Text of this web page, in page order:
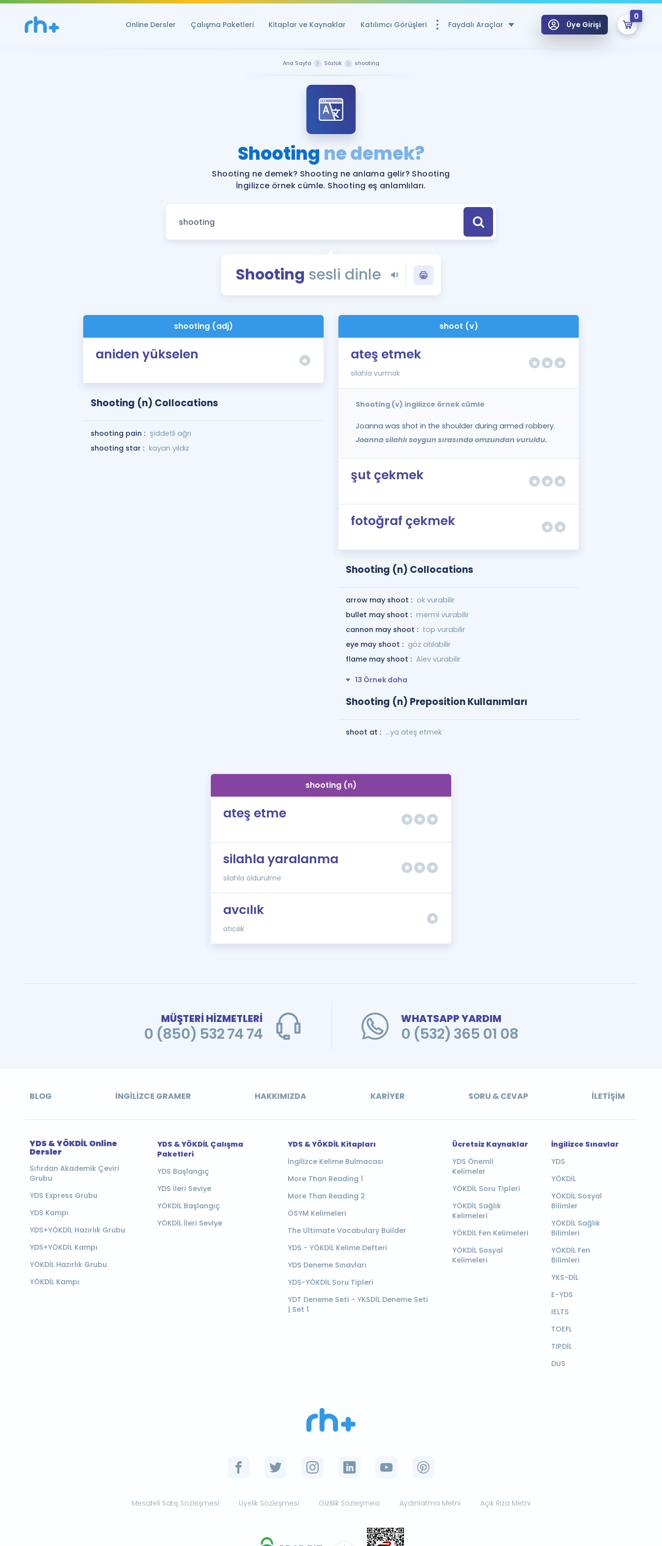
Online Dersler Çalışma Paketleri Kitaplar ve Kaynaklar Katılımcı Görüşleri Faydalı Araçlar
YDS ve YÖKDİL Puan Hesaplama Aracı
YDS ve YÖKDİL'e Hazırlananlar için Öneriler
Tüm ÖSYM Sınavları Tek Takvimde
YDS - YÖKDİL Tüm Sınavlarla İlgili Haberler
İngilizce Gramer
Üye Girişi
0
Ana Sayfa Sözlük shooting
Shooting ne demek?
Shooting ne demek? Shooting ne anlama gelir? Shooting
İngilizce örnek cümle. Shooting eş anlamlıları.
Shooting sesli dinle
shooting (adj)
aniden yükselen
Shooting (n) Collocations
shooting pain : şiddetli ağrı
shooting star : kayan yıldız
shoot (v)
ateş etmek
silahla vurmak
Shooting (v) ingilizce örnek cümle
Joanna was shot in the shoulder during armed robbery.
Joanna silahlı soygun sırasında omzundan vuruldu.
şut çekmek
fotoğraf çekmek
Shooting (n) Collocations
arrow may shoot : ok vurabilir
bullet may shoot : mermi vurabilir
cannon may shoot : top vurabilir
eye may shoot : göz atılabilir
flame may shoot : Alev vurabilir
13 Örnek daha
Shooting (n) Preposition Kullanımları
shoot at : ...ya ateş etmek
shooting (n)
ateş etme
silahla yaralanma
silahla öldürülme
avcılık
atıcılık
MÜŞTERİ HİZMETLERİ
0 (850) 532 74 74
WHATSAPP YARDIM
0 (532) 365 01 08
BLOG İNGILIZCE GRAMER HAKKIMIZDA KARIYER SORU & CEVAP İLETIŞIM
YDS & YÖKDİL Online
Dersler
Sıfırdan Akademik Çeviri
Grubu
YDS Express Grubu
YDS Kampı
YDS+YÖKDİL Hazırlık Grubu
YDS+YÖKDİL Kampı
YÖKDİL Hazırlık Grubu
YÖKDİL Kampı
YDS & YÖKDİL Çalışma
Paketleri
YDS Başlangıç
YDS İleri Seviye
YÖKDİL Başlangıç
YÖKDİL İleri Seviye
YDS & YÖKDİL Kitapları
İngilizce Kelime Bulmacası
More Than Reading 1
More Than Reading 2
ÖSYM Kelimeleri
The Ultimate Vocabulary Builder
YDS - YÖKDİL Kelime Defteri
YDS Deneme Sınavları
YDS-YÖKDİL Soru Tipleri
YDT Deneme Seti - YKSDİL Deneme Seti
| Set 1
Ücretsiz Kaynaklar
YDS Önemli
Kelimeler
YÖKDİL Soru Tipleri
YÖKDİL Sağlık
Kelimeleri
YÖKDİL Fen Kelimeleri
YÖKDİL Sosyal
Kelimeleri
İngilizce Sınavlar
YDS
YÖKDİL
YÖKDİL Sosyal
Bilimler
YÖKDİL Sağlık
Bilimleri
YÖKDİL Fen
Bilimleri
YKS-DİL
E-YDS
IELTS
TOEFL
TIPDİL
DUS
Mesafeli Satış Sözleşmesi Üyelik Sözleşmesi Gizlilik Sözleşmesi Aydınlatma Metni Açık Rıza Metni